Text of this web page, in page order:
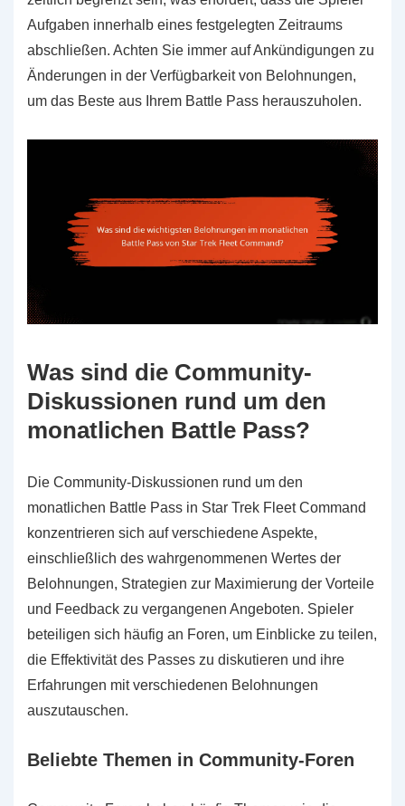
Aufgaben innerhalb eines festgelegten Zeitraums
abschließen. Achten Sie immer auf Ankündigungen zu
Änderungen in der Verfügbarkeit von Belohnungen,
um das Beste aus Ihrem Battle Pass herauszuholen.
Was sind die Community-
Diskussionen rund um den
monatlichen Battle Pass?
Die Community-Diskussionen rund um den
monatlichen Battle Pass in Star Trek Fleet Command
konzentrieren sich auf verschiedene Aspekte,
einschließlich des wahrgenommenen Wertes der
Belohnungen, Strategien zur Maximierung der Vorteile
und Feedback zu vergangenen Angeboten. Spieler
beteiligen sich häufig an Foren, um Einblicke zu teilen,
die Effektivität des Passes zu diskutieren und ihre
Erfahrungen mit verschiedenen Belohnungen
auszutauschen.
Beliebte Themen in Community-Foren